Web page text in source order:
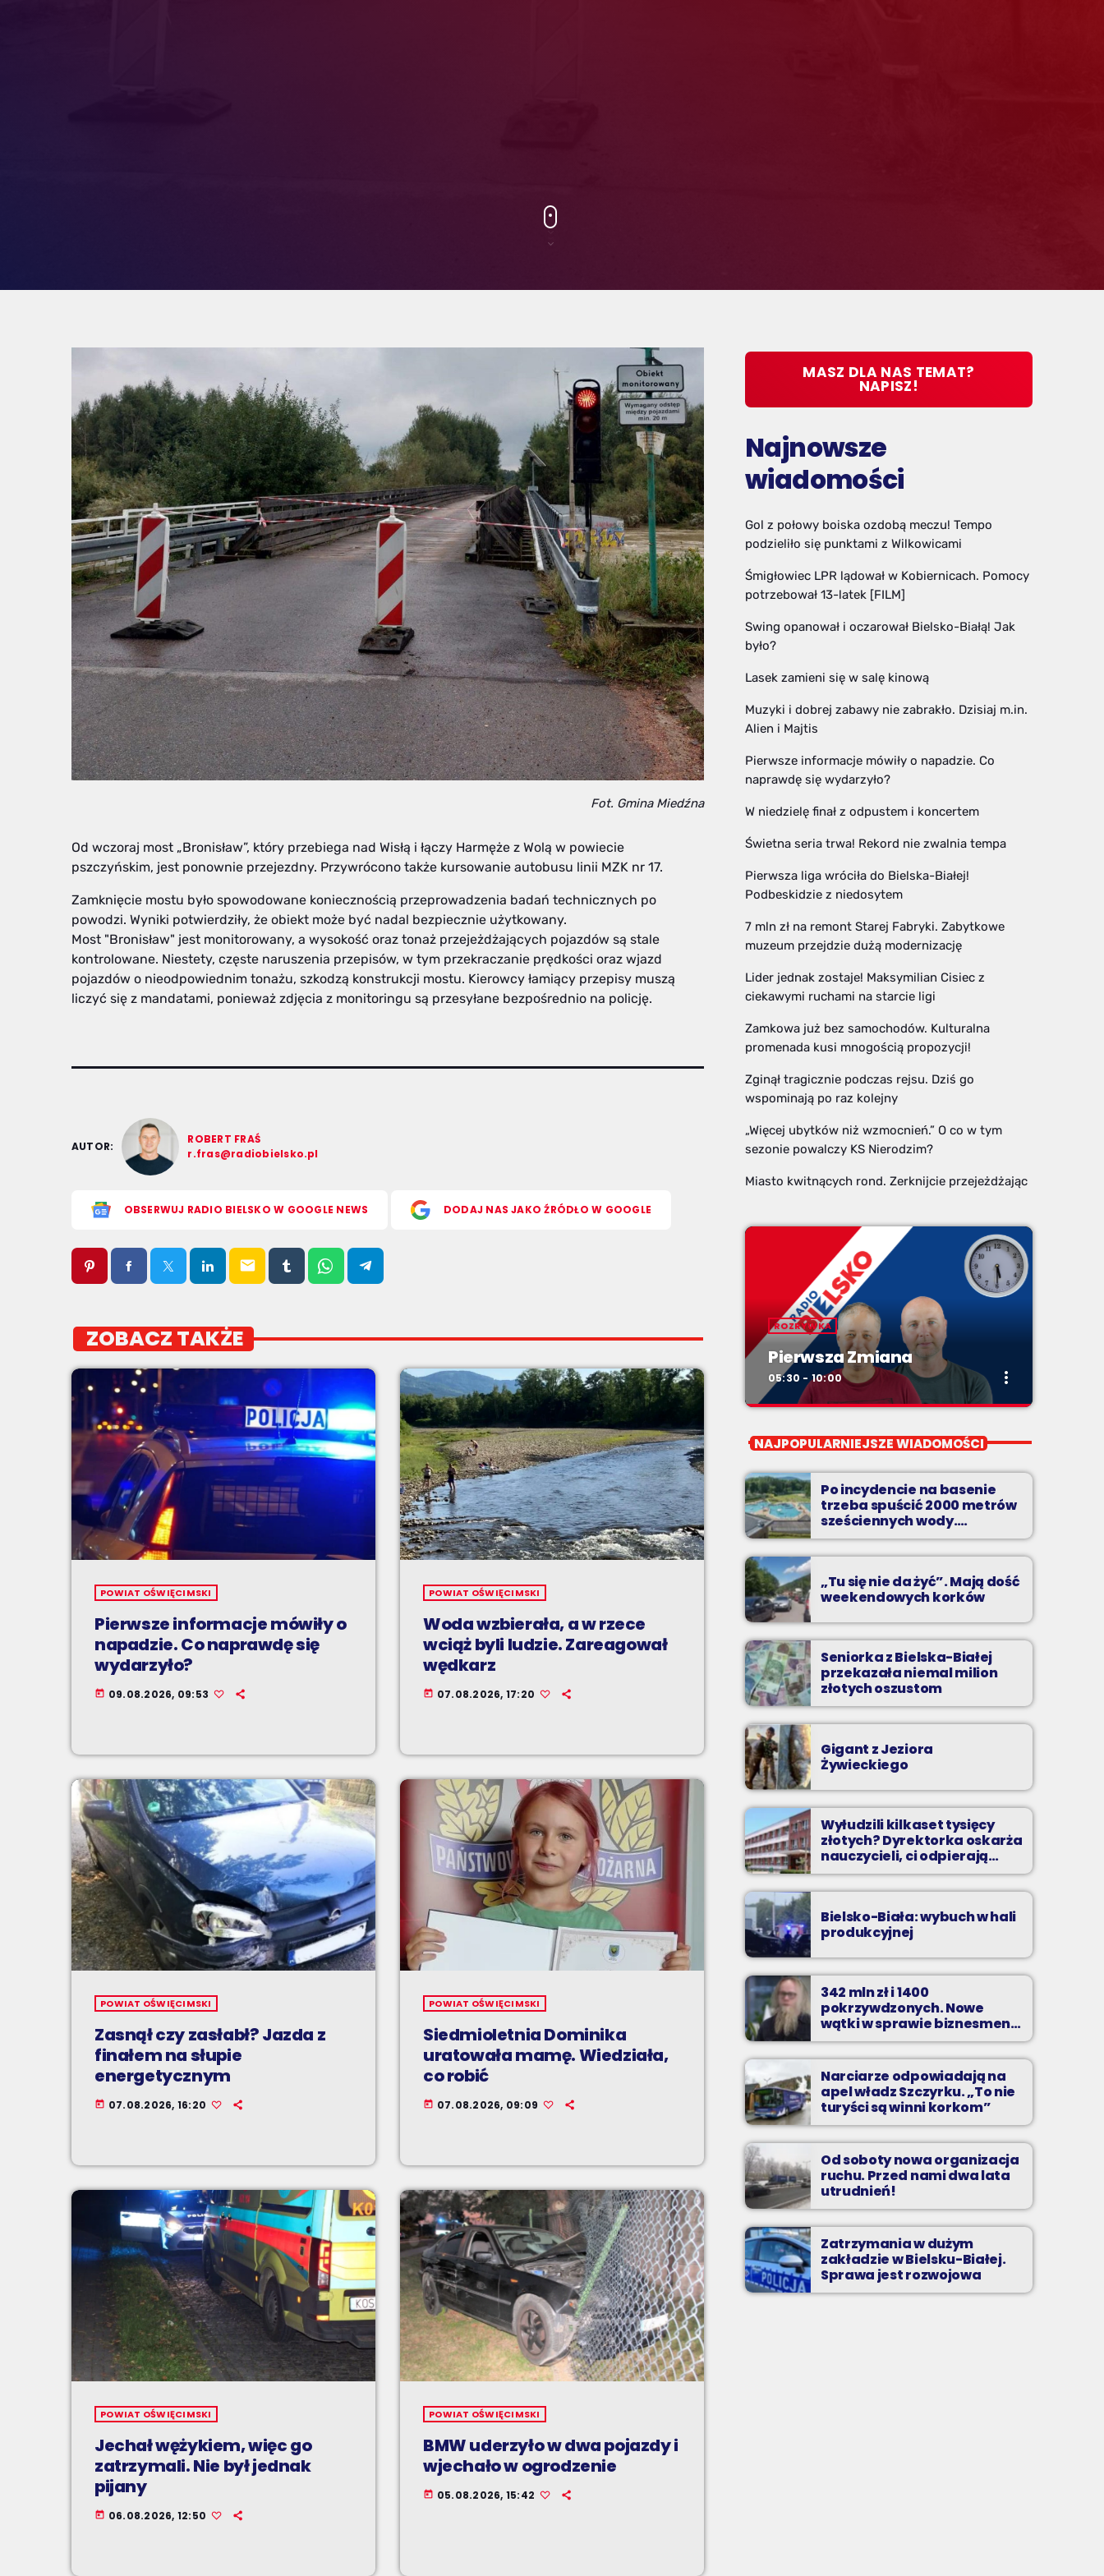
Fot. Gmina Miedźna
Od wczoraj most „Bronisław”, który przebiega nad Wisłą i łączy Harmęże z Wolą w powiecie
pszczyńskim, jest ponownie przejezdny. Przywrócono także kursowanie autobusu linii MZK nr 17.
Zamknięcie mostu było spowodowane koniecznością przeprowadzenia badań technicznych po
powodzi. Wyniki potwierdziły, że obiekt może być nadal bezpiecznie użytkowany.
Most "Bronisław" jest monitorowany, a wysokość oraz tonaż przejeżdżających pojazdów są stale
kontrolowane. Niestety, częste naruszenia przepisów, w tym przekraczanie prędkości oraz wjazd
pojazdów o nieodpowiednim tonażu, szkodzą konstrukcji mostu. Kierowcy łamiący przepisy muszą
liczyć się z mandatami, ponieważ zdjęcia z monitoringu są przesyłane bezpośrednio na policję.
AUTOR:
ROBERT FRAŚ
r.fras@radiobielsko.pl
OBSERWUJ RADIO BIELSKO W GOOGLE NEWS DODAJ NAS JAKO ŹRÓDŁO W GOOGLE
email
ZOBACZ TAKŻE
POWIAT OŚWIĘCIMSKI
Pierwsze informacje mówiły o
napadzie. Co naprawdę się
wydarzyło?
today 09.08.2026, 09:53
POWIAT OŚWIĘCIMSKI
Woda wzbierała, a w rzece
wciąż byli ludzie. Zareagował
wędkarz
today 07.08.2026, 17:20
POWIAT OŚWIĘCIMSKI
Zasnął czy zasłabł? Jazda z
finałem na słupie
energetycznym
today 07.08.2026, 16:20
POWIAT OŚWIĘCIMSKI
Siedmioletnia Dominika
uratowała mamę. Wiedziała,
co robić
today 07.08.2026, 09:09
POWIAT OŚWIĘCIMSKI
Jechał wężykiem, więc go
zatrzymali. Nie był jednak
pijany
today 06.08.2026, 12:50
POWIAT OŚWIĘCIMSKI
BMW uderzyło w dwa pojazdy i
wjechało w ogrodzenie
today 05.08.2026, 15:42
MASZ DLA NAS TEMAT?
NAPISZ!
Najnowsze
wiadomości
Gol z połowy boiska ozdobą meczu! Tempo
podzieliło się punktami z Wilkowicami
Śmigłowiec LPR lądował w Kobiernicach. Pomocy
potrzebował 13-latek [FILM]
Swing opanował i oczarował Bielsko-Białą! Jak
było?
Lasek zamieni się w salę kinową
Muzyki i dobrej zabawy nie zabrakło. Dzisiaj m.in.
Alien i Majtis
Pierwsze informacje mówiły o napadzie. Co
naprawdę się wydarzyło?
W niedzielę finał z odpustem i koncertem
Świetna seria trwa! Rekord nie zwalnia tempa
Pierwsza liga wróciła do Bielska-Białej!
Podbeskidzie z niedosytem
7 mln zł na remont Starej Fabryki. Zabytkowe
muzeum przejdzie dużą modernizację
Lider jednak zostaje! Maksymilian Cisiec z
ciekawymi ruchami na starcie ligi
Zamkowa już bez samochodów. Kulturalna
promenada kusi mnogością propozycji!
Zginął tragicznie podczas rejsu. Dziś go
wspominają po raz kolejny
„Więcej ubytków niż wzmocnień.” O co w tym
sezonie powalczy KS Nierodzim?
Miasto kwitnących rond. Zerknijcie przejeżdżając
ROZRYWKA
Pierwsza Zmiana
05:30 - 10:00 more_vert
Pierwsza Zmiana
Codziennie od poniedziałku do piątku od 5:30
do 10.
NAJPOPULARNIEJSZE WIADOMOŚCI
Po incydencie na basenie
trzeba spuścić 2000 metrów
sześciennych wody.
„Ogromne koszty i ogromna
praca”
„Tu się nie da żyć”. Mają dość
weekendowych korków
Seniorka z Bielska-Białej
przekazała niemal milion
złotych oszustom
Gigant z Jeziora
Żywieckiego
Wyłudzili kilkaset tysięcy
złotych? Dyrektorka oskarża
nauczycieli, ci odpierają
zarzuty
Bielsko-Biała: wybuch w hali
produkcyjnej
342 mln zł i 1400
pokrzywdzonych. Nowe
wątki w sprawie biznesmena
z Bielska-Białej
Narciarze odpowiadają na
apel władz Szczyrku. „To nie
turyści są winni korkom”
Od soboty nowa organizacja
ruchu. Przed nami dwa lata
utrudnień!
Zatrzymania w dużym
zakładzie w Bielsku-Białej.
Sprawa jest rozwojowa